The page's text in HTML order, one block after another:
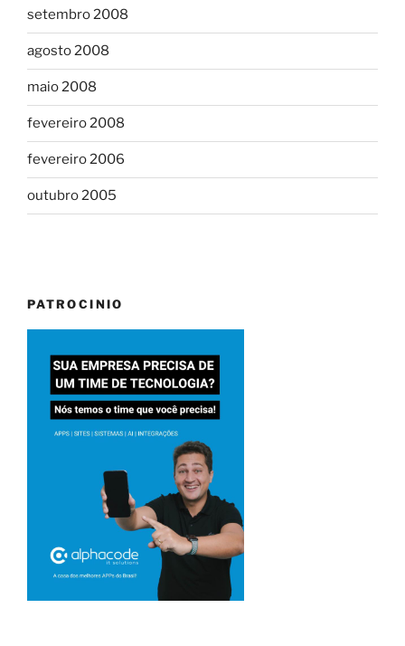
setembro 2008
agosto 2008
maio 2008
fevereiro 2008
fevereiro 2006
outubro 2005
PATROCINIO